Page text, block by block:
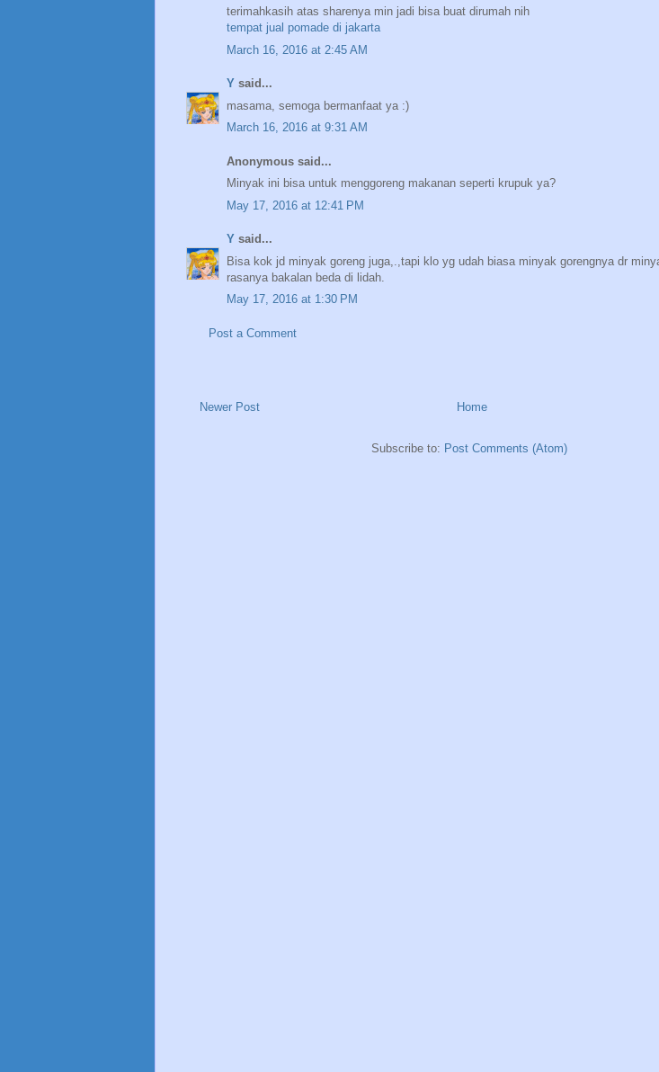
terimahkasih atas sharenya min jadi bisa buat dirumah nih
tempat jual pomade di jakarta
March 16, 2016 at 2:45 AM
Y said...
masama, semoga bermanfaat ya :)
March 16, 2016 at 9:31 AM
Anonymous said...
Minyak ini bisa untuk menggoreng makanan seperti krupuk ya?
May 17, 2016 at 12:41 PM
Y said...
Bisa kok jd minyak goreng juga,.,tapi klo yg udah biasa minyak gorengnya dr
rasanya bakalan beda di lidah.
May 17, 2016 at 1:30 PM
Post a Comment
Newer Post Home
Subscribe to: Post Comments (Atom)